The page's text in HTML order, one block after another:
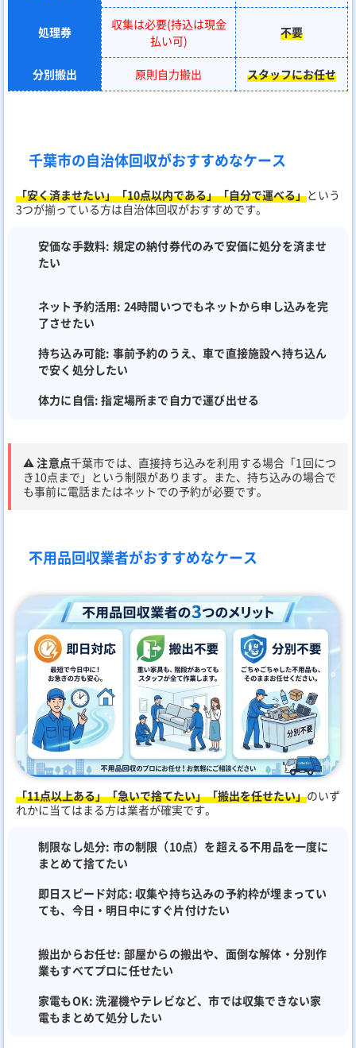
処理券
収集は必要(持込は現金
払い可)
不要
分別搬出 原則自力搬出 スタッフにお任せ
千葉市の自治体回収がおすすめなケース
「安く済ませたい」「10点以内である」「自分で運べる」という
3つが揃っている方は自治体回収がおすすめです。
安価な手数料: 規定の納付券代のみで安価に処分を済ませ
たい
ネット予約活用: 24時間いつでもネットから申し込みを完
了させたい
持ち込み可能: 事前予約のうえ、車で直接施設へ持ち込ん
で安く処分したい
体力に自信: 指定場所まで自力で運び出せる
⚠️ 注意点千葉市では、直接持ち込みを利用する場合「1回につ
き10点まで」という制限があります。また、持ち込みの場合で
も事前に電話またはネットでの予約が必要です。
不用品回収業者がおすすめなケース
「11点以上ある」「急いで捨てたい」「搬出を任せたい」のいず
れかに当てはまる方は業者が確実です。
制限なし処分: 市の制限（10点）を超える不用品を一度に
まとめて捨てたい
即日スピード対応: 収集や持ち込みの予約枠が埋まってい
ても、今日・明日中にすぐ片付けたい
搬出からお任せ: 部屋からの搬出や、面倒な解体・分別作
業もすべてプロに任せたい
家電もOK: 洗濯機やテレビなど、市では収集できない家
電もまとめて処分したい